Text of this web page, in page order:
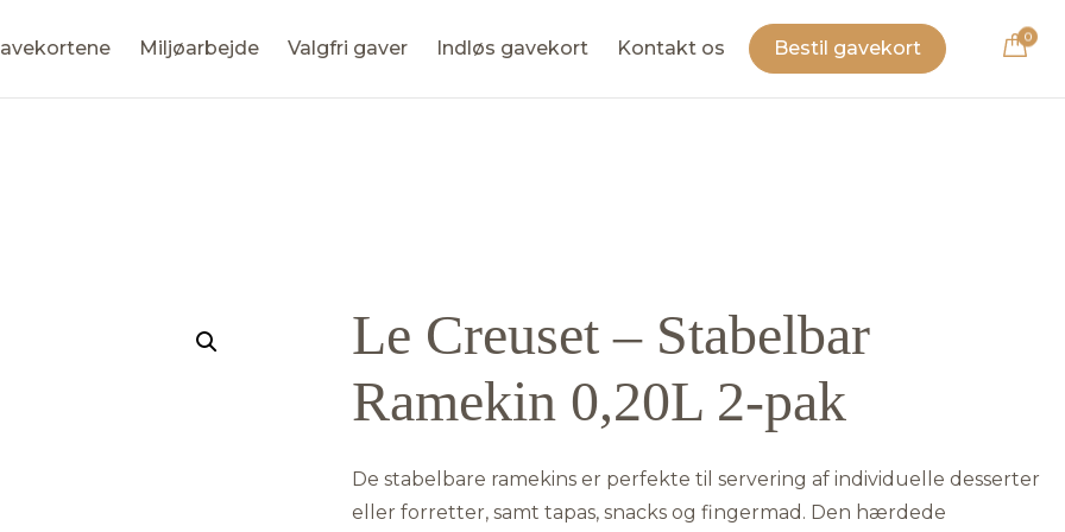
Miljøarbejde Valgfri gaver Indløs gavekort Kontakt os Bestil gavekort
0
Le Creuset – Stabelbar
Ramekin 0,20L 2-pak
De stabelbare ramekins er perfekte til servering af individuelle desserter
eller forretter, samt tapas, snacks og fingermad. Den hærdede